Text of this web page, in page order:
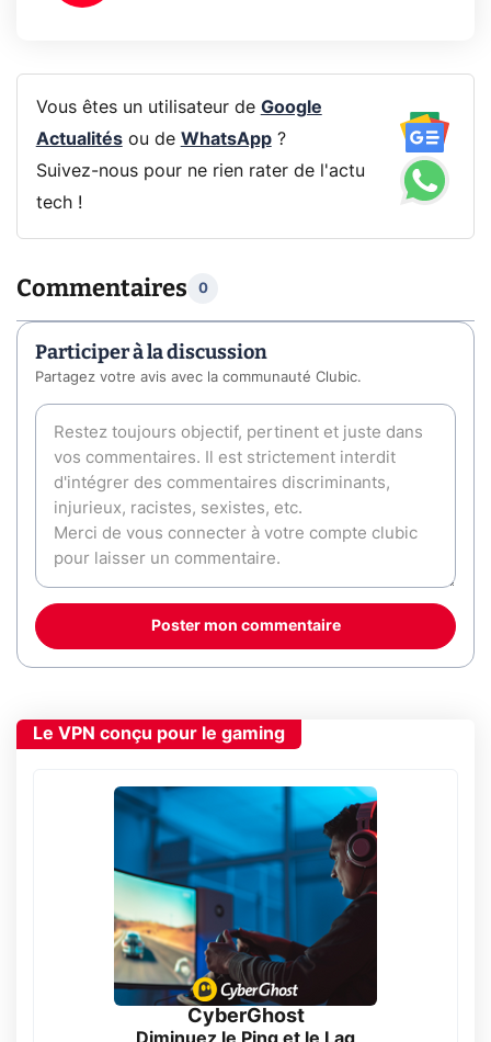
Vous êtes un utilisateur de Google
Actualitésou de WhatsApp?
Suivez-nous pour ne rien rater de l'actu
tech !
Commentaires 0
Participer à la discussion
Partagez votre avis avec la communauté Clubic.
Poster mon commentaire
Le VPN conçu pour le gaming
CyberGhost